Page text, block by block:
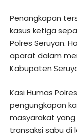
Penangkapan
kasus ketiga
Polres Seruyan.
aparat dalam
Kabupaten
Kasi Humas
pengungkapan
masyarakat
transaksi sabu di